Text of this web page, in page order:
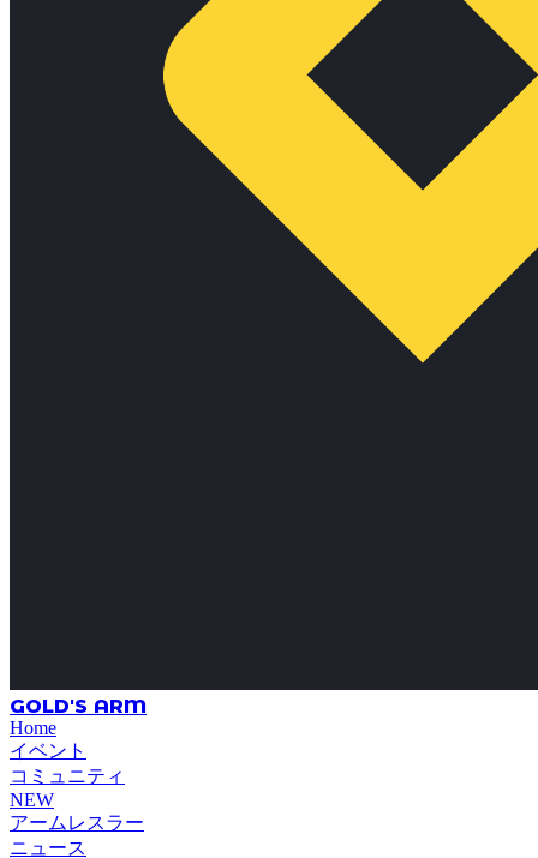
GOLD'S ARM
Home
イベント
コミュニティ
NEW
アームレスラー
ニュース